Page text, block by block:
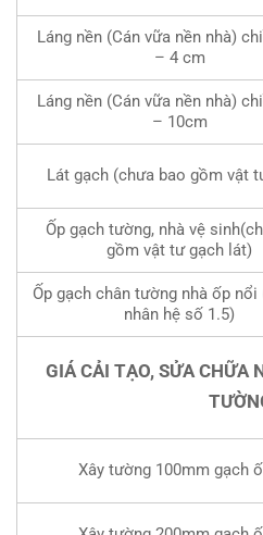
Láng nền (Cán vữa nền nhà)
– 4 cm
Láng nền (Cán vữa nền nhà)
– 10cm
Lát gạch (chưa bao gồm vật
Ốp gạch tường, nhà vệ
gồm vật tư gạch lát)
Ốp gạch chân tường nhà ốp
nhân hệ số 1.5)
GIÁ CẢI TẠO, SỬA CHỮA
Xây tường 100mm gạch